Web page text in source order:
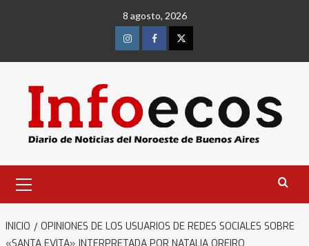
8 agosto, 2026
InstagramFacebookTwitter
primario
INICIO
OPINIONES DE LOS USUARIOS DE REDES SOCIALES SOBRE